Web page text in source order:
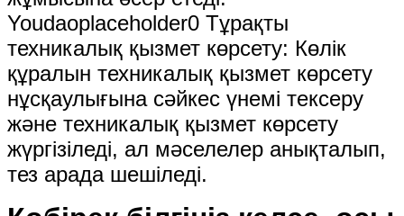
Youdaoplaceholder0 Тұрақты
техникалық қызмет көрсету: Көлік
құралын техникалық қызмет көрсету
нұсқаулығына сәйкес үнемі тексеру
және техникалық қызмет көрсету
жүргізіледі, ал мәселелер анықталып,
тез арада шешіледі.